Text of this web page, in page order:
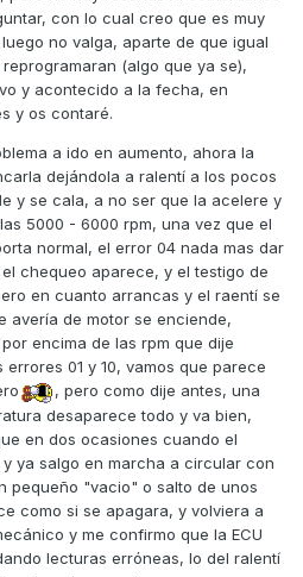
con lo cual creo que es muy
no valga, aparte de que igual
(algo que ya se),
y acontecido a la fecha, en
y os contaré.
a ido en aumento, ahora la
dejándola a ralentí a los pocos
y se cala, a no ser que la acelere y
5000 - 6000 rpm, una vez que el
normal, el error 04 nada mas dar
chequeo aparece, y el testigo de
en cuanto arrancas y el raentí se
avería de motor se enciende,
encima de las rpm que dije
01 y 10, vamos que parece
, pero como dije antes, una
desaparece todo y va bien,
en dos ocasiones cuando el
ya salgo en marcha a circular con
pequeño "vacio" o salto de unos
como si se apagara, y volviera a
y me confirmo que la ECU
lecturas erróneas, lo del ralentí